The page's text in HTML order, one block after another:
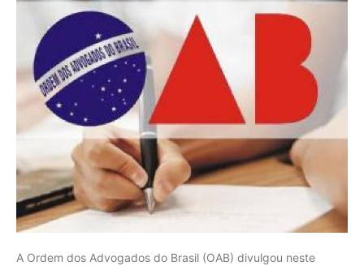
A Ordem dos Advogados do Brasil (OAB) divulgou neste